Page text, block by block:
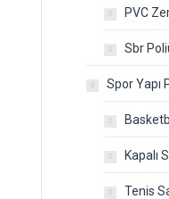
PVC
Sbr
Spor Yapı
Kapalı
Tenis